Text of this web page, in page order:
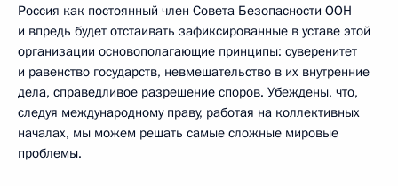
Россия как постоянный член Совета Безопасности ООН
и впредь будет отстаивать зафиксированные в уставе этой
организации основополагающие принципы: суверенитет
и равенство государств, невмешательство в их внутренние
дела, справедливое разрешение споров. Убеждены, что,
следуя международному праву, работая на коллективных
началах, мы можем решать самые сложные мировые
проблемы.